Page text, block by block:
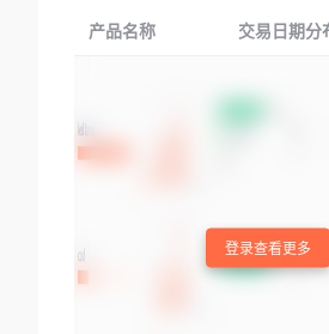
产品名称 交易日期分
登录查看更多